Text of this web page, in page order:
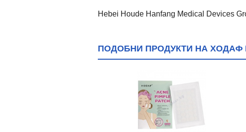
Hebei Houde Hanfang Medical Devices
ПОДОБНИ ПРОДУКТИ НА ХОДАФ